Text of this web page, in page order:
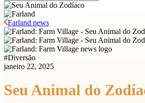
Farland news
#Diversão
janeiro 22, 2025
Seu Animal do